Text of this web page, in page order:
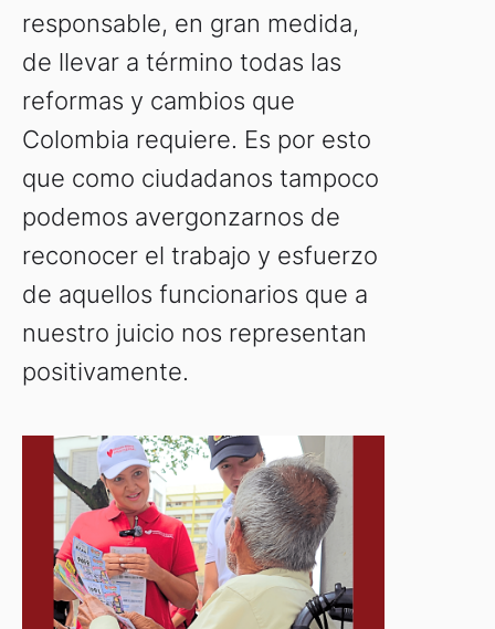
responsable, en gran medida,
de llevar a término todas las
reformas y cambios que
Colombia requiere. Es por esto
que como ciudadanos tampoco
podemos avergonzarnos de
reconocer el trabajo y esfuerzo
de aquellos funcionarios que a
nuestro juicio nos representan
positivamente.